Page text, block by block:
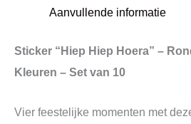
Aanvullende informatie
Sticker “Hiep Hiep Hoera” –
Kleuren – Set van 10
Vier feestelijke momenten met